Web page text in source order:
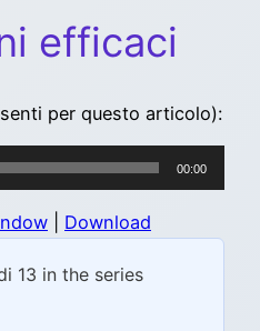
efficaci
per questo articolo):
00:00
Download
13 in the series